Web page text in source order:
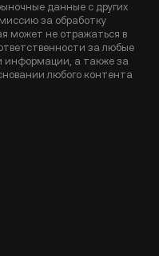
данные с других
за обработку
может не отражаться в
за любые
информации, а также за
любого контента